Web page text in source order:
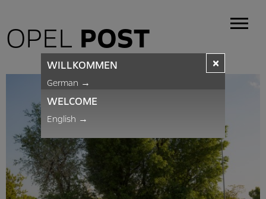
OPEL POST
×
WILLKOMMEN
German →
WELCOME
English →